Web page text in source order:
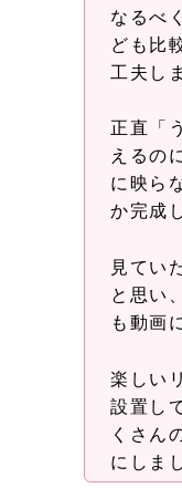
なるべ
ども比
工夫し
正直「
えるの
に映ら
か完成
見てい
と思い
も動画
楽しい
設置し
くさん
にしま